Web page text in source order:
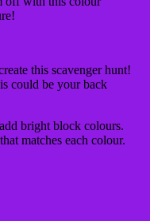
this scavenger hunt!
could be your back
bright block colours.
matches each colour.